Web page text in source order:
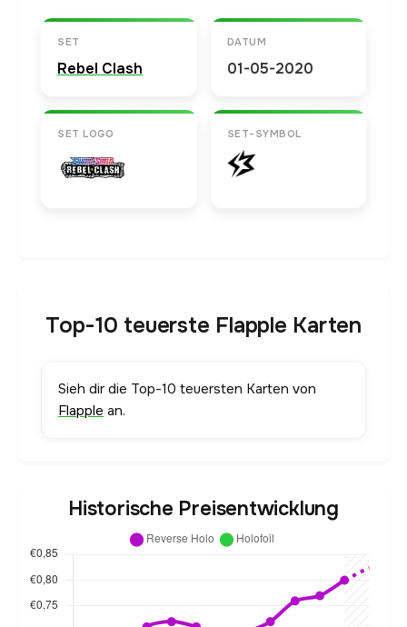
SET
Rebel Clash
DATUM
01-05-2020
SET LOGO SET-SYMBOL
Top-10 teuerste Flapple Karten
Sieh dir die Top-10 teuersten Karten von
Flapple an.
Historische Preisentwicklung